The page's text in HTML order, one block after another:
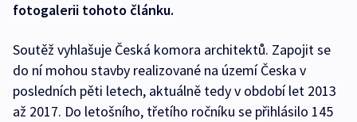
fotogalerii tohoto článku.
Soutěž vyhlašuje Česká komora architektů. Zapojit se
do ní mohou stavby realizované na území Česka v
posledních pěti letech, aktuálně tedy v období let 2013
až 2017. Do letošního, třetího ročníku se přihlásilo 145